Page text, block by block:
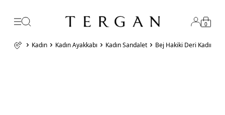
0
Kadın Kadın Ayakkabı Kadın Sandalet Bej Hakiki Deri Kadın